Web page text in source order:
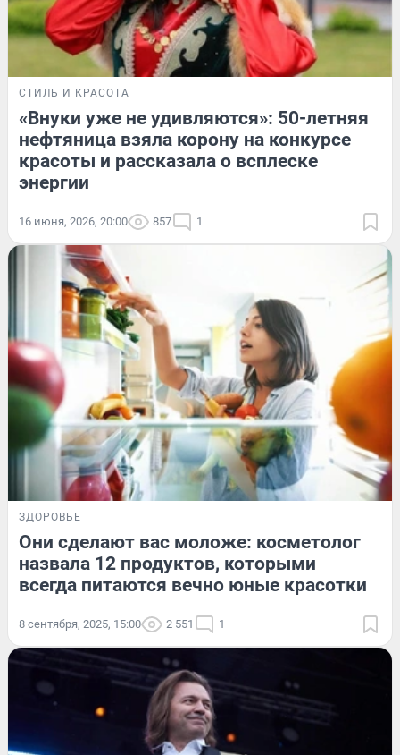
СТИЛЬ И КРАСОТА
«Внуки уже не удивляются»: 50-летняя
нефтяница взяла корону на конкурсе
красоты и рассказала о всплеске
энергии
16 июня, 2026, 20:00 857 1
ЗДОРОВЬЕ
Они сделают вас моложе: косметолог
назвала 12 продуктов, которыми
всегда питаются вечно юные красотки
8 сентября, 2025, 15:00 2 551 1